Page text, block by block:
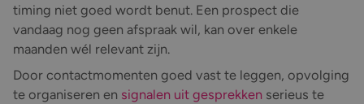
timing niet goed wordt benut. Een prospect die
vandaag nog geen afspraak wil, kan over enkele
maanden wél relevant zijn.
Door contactmomenten goed vast te leggen, opvolging
te organiseren en signalen uit gesprekken serieus te